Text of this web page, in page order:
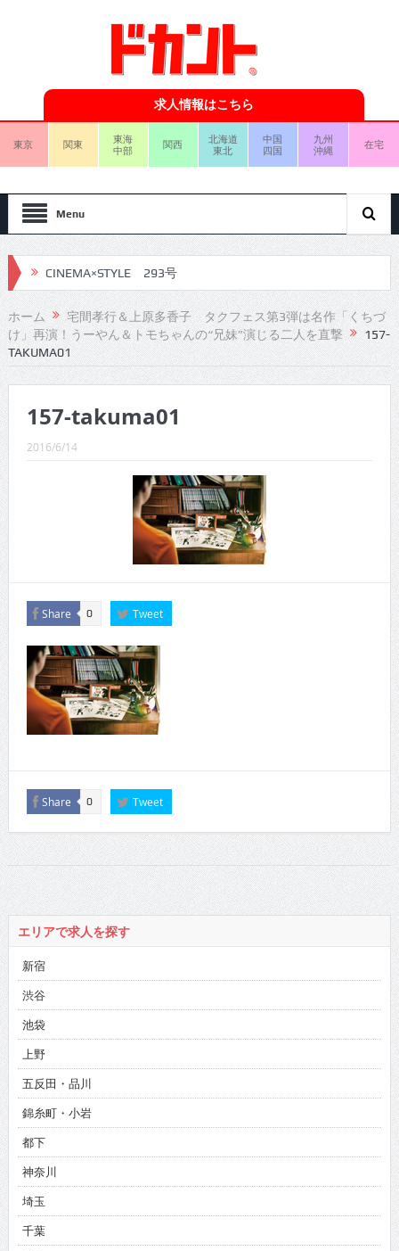
求人情報はこちら
東京 関東
東海
中部
関西
北海道
東北
中国
四国
九州
沖縄
在宅
Menu
CINEMA×STYLE 293号
CINEMA×STYLE 292号
CINEMA×STYLE 291号
CINEMA×STYLE 290号
CINEMA×STYLE 289号
CINEMA×STYLE 288号
CINEMA×STYLE 287号
CINEMA×STYLE 286号
CINEMA×STYLE 285号
ホーム
宅間孝行＆上原多香子 タクフェス第3弾は名作「くちづ
け」再演！うーやん＆トモちゃんの“兄妹”演じる二人を直撃
157-
TAKUMA01
157-takuma01
2016/6/14
Share 0 Tweet
Share 0 Tweet
エリアで求人を探す
新宿
渋谷
池袋
上野
五反田・品川
錦糸町・小岩
都下
神奈川
埼玉
千葉